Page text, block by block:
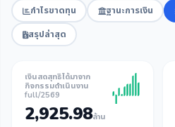
กำไรขาดทุน ฐานะการเงิน
สรุปล่าสุด
เงินสดสุทธิได้มาจาก
กิจกรรมดำเนินงาน
full/2569
2,925.98ล้าน